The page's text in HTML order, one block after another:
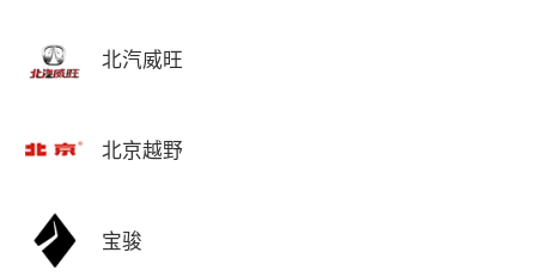
北汽威旺
北京越野
宝骏